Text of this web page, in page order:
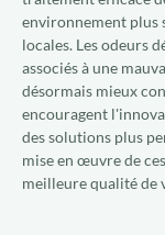
environnement plus
locales. Les odeurs
associés à une
désormais mieux
encouragent
des solutions plus
mise en œuvre de
meilleure qualité de